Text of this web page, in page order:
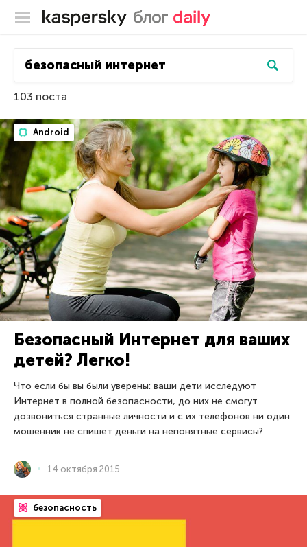
Блог Касперского
103 поста
Android
Безопасный Интернет для ваших
детей? Легко!
Что если бы вы были уверены: ваши дети исследуют
Интернет в полной безопасности, до них не смогут
дозвониться странные личности и с их телефонов ни один
мошенник не спишет деньги на непонятные сервисы?
14 октября 2015
безопасность